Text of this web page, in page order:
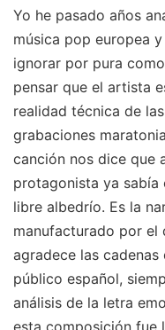
Yo he pasado años
música pop europea
ignorar por pura
pensar que el artista
realidad técnica de
grabaciones
canción nos dice que
protagonista ya sabía
libre albedrío. Es la
manufacturado por el
agradece las
público español,
análisis de la letra